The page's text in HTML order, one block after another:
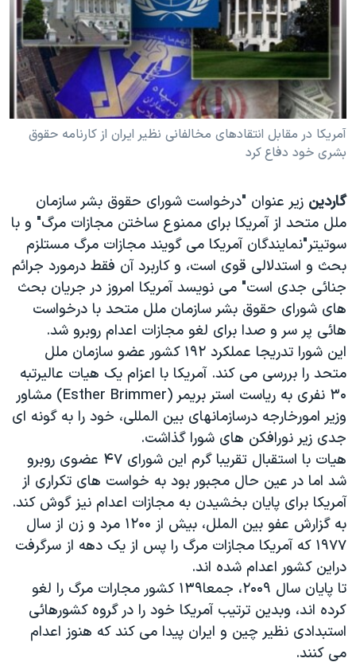
فرهنگ و زندگی
حقوق شهروندی
اقتصادی
علم و فناوری
اسرائیل در جنگ
گالری عکس
مستندها
انتخابات ریاست جمهوری آمریکا ۲۰۲۴
حمله جمهوری اسلامی به اسرائیل
رمز مهسا
ورزش زنان در ایران
اعتراضات زن، زندگی، آزادی
تریبونال مردمی آبان ۹۸
دادگاه حمید نوری
چهل سال گروگان‌گیری
قانون شفافیت دارائی کادر رهبری ایران
اعتراضات مردمی آبان ۹۸
اسرائیل در جنگ
نرگس محمدی برنده جایزه نوبل صلح
همایش محافظه‌کاران آمریکا «سی‌پک»
صفحه‌های ویژه
سفر پرزیدنت ترامپ به چین
دنبال کنید
زبانهای مختلف
آمريکا در مقابل انتقادهای مخالفانی نظير ايران از کارنامه حقوق
بشری خود دفاع کرد
گاردين زير عنوان "درخواست شورای حقوق بشر سازمان
ملل متحد از آمريکا برای ممنوع ساختن مجازات مرگ" و با
سوتيتر"نمايندگان آمريکا می گويند مجازات مرگ مستلزم
بحث و استدلالی قوی است، و کاربرد آن فقط درمورد جرائم
جنائی جدی است" می نويسد آمريکا امروز در جريان بحث
های شورای حقوق بشر سازمان ملل متحد با درخواست
هائی پر سر و صدا برای لغو مجازات اعدام روبرو شد.
اين شورا تدريجا عملکرد ۱۹۲ کشور عضو سازمان ملل
متحد را بررسی می کند. آمريکا با اعزام يک هيات عاليرتبه
۳۰ نفری به رياست استر بريمر (Esther Brimmer) مشاور
وزير امورخارجه درسازمانهای بین المللی، خود را به گونه ای
جدی زير نورافکن های شورا گذاشت.
هيات با استقبال تقريبا گرم اين شورای ۴۷ عضوی روبرو
شد اما در عين حال مجبور بود به خواست های تکراری از
آمريکا برای پايان بخشيدن به مجازات اعدام نيز گوش کند.
به گزارش عفو بين الملل، بيش از ۱۲۰۰ مرد و زن از سال
۱۹۷۷ که آمريکا مجازات مرگ را پس از يک دهه از سرگرفت
دراين کشور اعدام شده اند.
تا پايان سال ۲۰۰۹، جمعا۱۳۹ کشور مجارات مرگ را لغو
کرده اند، وبدين ترتيب آمريکا خود را در گروه کشورهائی
استبدادی نظير چين و ايران پيدا می کند که هنوز اعدام
می کنند.